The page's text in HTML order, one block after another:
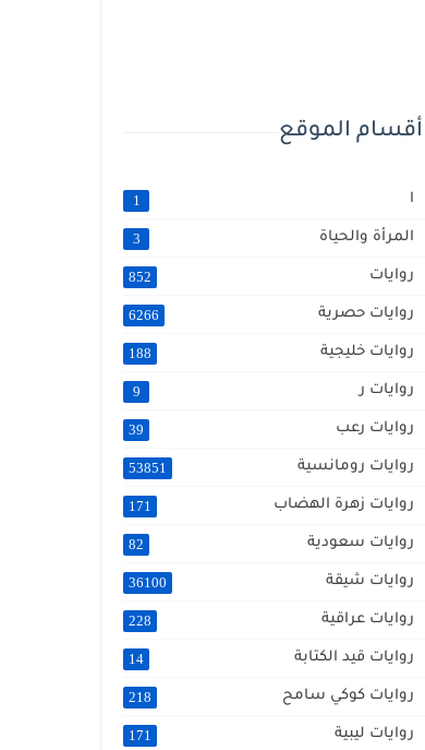
أقسام الموقع
ا 1
المرأة والحياة 3
روايات 852
روايات حصرية 6266
روايات خليجية 188
روايات ر 9
روايات رعب 39
روايات رومانسية 53851
روايات زهرة الهضاب 171
روايات سعودية 82
روايات شيقة 36100
روايات عراقية 228
روايات قيد الكتابة 14
روايات كوكي سامح 218
روايات ليبية 171